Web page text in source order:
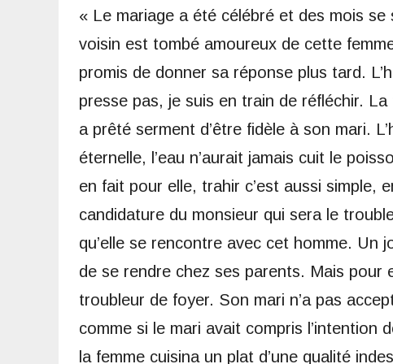
« Le mariage a été célébré et des mois
voisin est tombé amoureux de cette
promis de donner sa réponse plus tard.
presse pas, je suis en train de réfléchir. La
a prêté serment d’être fidèle à son mari.
éternelle, l’eau n’aurait jamais cuit le
en fait pour elle, trahir c’est aussi simple,
candidature du monsieur qui sera le
qu’elle se rencontre avec cet homme. Un
de se rendre chez ses parents. Mais pour
troubleur de foyer. Son mari n’a pas
comme si le mari avait compris l’intention
la femme cuisina un plat d’une qualité